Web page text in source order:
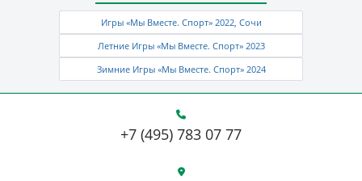
Игры «Мы Вместе. Спорт» 2022, Сочи
Летние Игры «Мы Вместе. Спорт» 2023
Зимние Игры «Мы Вместе. Спорт» 2024
+7 (495) 783 07 77